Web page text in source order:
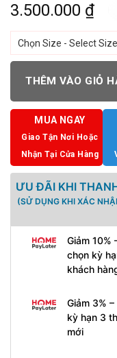
3.500.000 ₫
THÊM VÀO GIỎ
MUA NGAY
Giao Tận Nơi Hoặc
Nhận Tại Cửa Hàng
ƯU ĐÃI KHI
(SỬ DỤNG KHI XÁC
Giảm
chọn kỳ
khách
Giảm 3%
kỳ hạn 3
mới